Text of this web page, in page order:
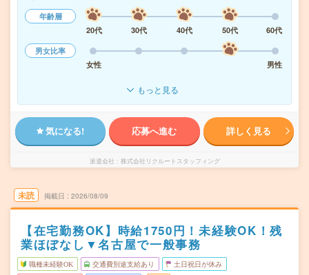
年齢層
20代
30代 40代 50代
60代
男女比率
女性
男性
もっと見る
気になる! 応募へ進む 詳しく見る
派遣会社 株式会社リクルートスタッフィング
未読 掲載日 2026/08/09
【在宅勤務OK】時給1750円！未経験OK！残
業ほぼなし▼名古屋で一般事務
職種未経験OK 交通費別途支給あり 土日祝日が休み